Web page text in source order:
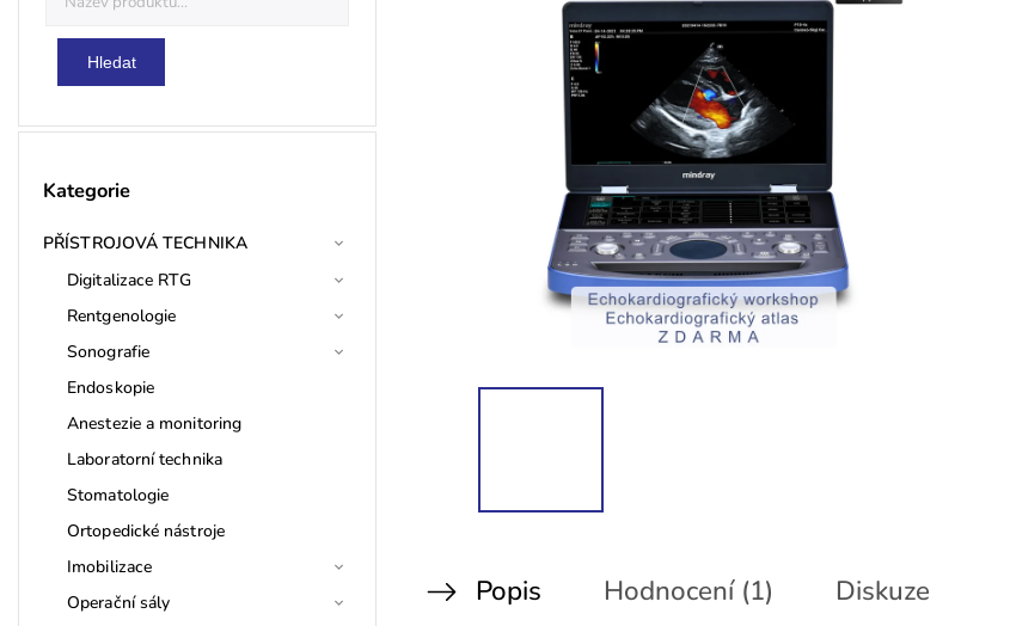
Hledat
Kategorie
PŘÍSTROJOVÁ TECHNIKA
Digitalizace RTG
Rentgenologie
Sonografie
Endoskopie
Anestezie a monitoring
Laboratorní technika
Stomatologie
Ortopedické nástroje
Imobilizace
Operační sály
Popis Hodnocení (1) Diskuze